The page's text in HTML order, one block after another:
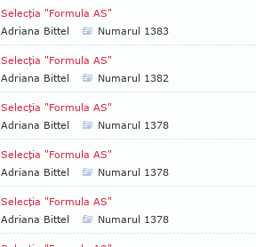
Selecţia "Formula AS"
Adriana Bittel
Numarul 1383
Selecţia "Formula AS"
Adriana Bittel
Numarul 1382
Selecţia "Formula AS"
Adriana Bittel
Numarul 1378
Selecţia "Formula AS"
Adriana Bittel
Numarul 1378
Selecţia "Formula AS"
Adriana Bittel
Numarul 1378